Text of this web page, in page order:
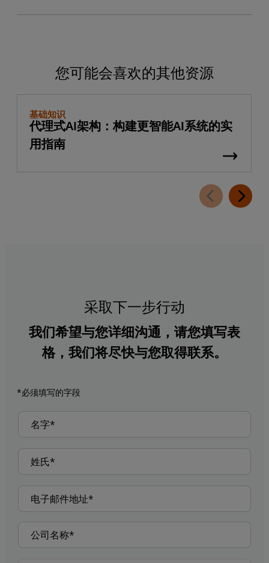
您可能会喜欢的其他资源
基础知识
代理式AI架构：构建更智能AI系统的实
用指南
采取下一步行动
我们希望与您详细沟通，请您填写表
格，我们将尽快与您取得联系。
*必须填写的字段